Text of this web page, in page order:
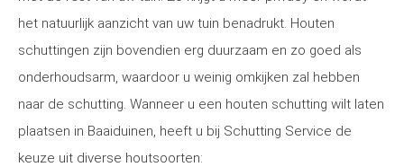
het natuurlijk aanzicht van uw tuin benadrukt. Houten
schuttingen zijn bovendien erg duurzaam en zo goed als
onderhoudsarm, waardoor u weinig omkijken zal hebben
naar de schutting. Wanneer u een houten schutting wilt laten
plaatsen in Baaiduinen, heeft u bij Schutting Service de
keuze uit diverse houtsoorten: